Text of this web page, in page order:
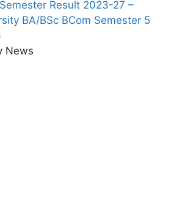
Result 2023-27 –
BA/BSc BCom Semester 5
News